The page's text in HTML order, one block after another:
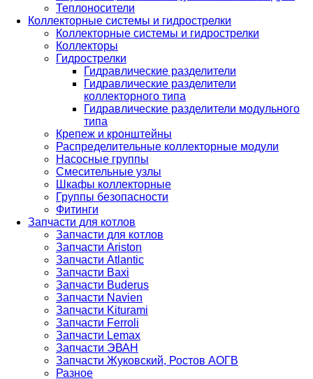
Теплоносители
Коллекторные системы и гидрострелки
Коллекторные системы и гидрострелки
Коллекторы
Гидрострелки
Гидравлические разделители
Гидравлические разделители
коллекторного типа
Гидравлические разделители модульного
типа
Крепеж и кронштейны
Распределительные коллекторные модули
Насосные группы
Смесительные узлы
Шкафы коллекторные
Группы безопасности
Фитинги
Запчасти для котлов
Запчасти для котлов
Запчасти Ariston
Запчасти Atlantic
Запчасти Baxi
Запчасти Buderus
Запчасти Navien
Запчасти Kiturami
Запчасти Ferroli
Запчасти Lemax
Запчасти ЭВАН
Запчасти Жуковский, Ростов АОГВ
Разное